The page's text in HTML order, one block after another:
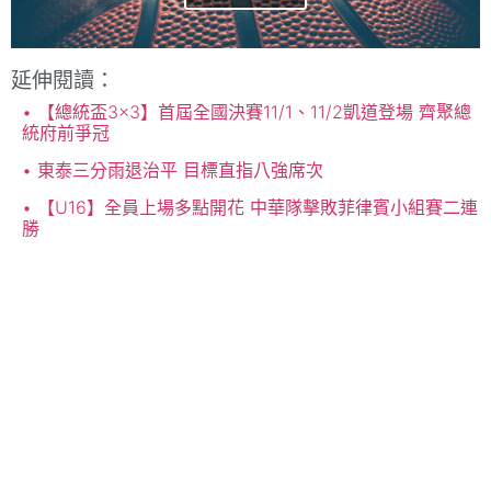
延伸閱讀：
【總統盃3×3】首屆全國決賽11/1、11/2凱道登場 齊聚總
統府前爭冠
東泰三分雨退治平 目標直指八強席次
【U16】全員上場多點開花 中華隊擊敗菲律賓小組賽二連
勝